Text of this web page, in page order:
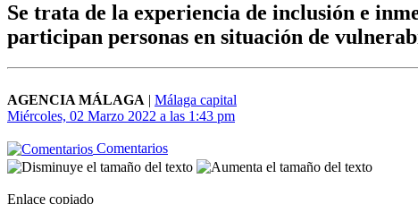
Se trata de la experiencia de inclusión e
participan personas en situación de
AGENCIA MÁLAGA | Málaga capital
Miércoles, 02 Marzo 2022 a las 1:43 pm
Comentarios
Enlace copiado